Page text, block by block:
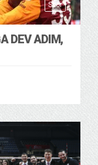
Spor
DEV ADIM,